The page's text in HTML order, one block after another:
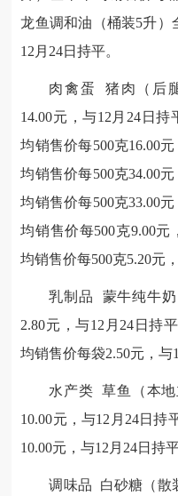
龙鱼调和油（桶装5升）
12月24日持平。
肉禽蛋 猪肉（后
14.00元，与12月24日
均销售价每500克16.00
均销售价每500克34.00
均销售价每500克33.00
均销售价每500克9.00
均销售价每500克5.20元
乳制品 蒙牛纯牛奶
2.80元，与12月24日持
均销售价每袋2.50元，与
水产类 草鱼（本地
10.00元，与12月24日持
10.00元，与12月24日持平
调味品 白砂糖（散